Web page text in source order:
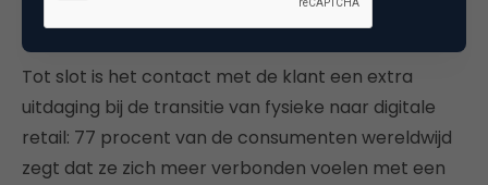
Extra uitdaging
Tot slot is het contact met de klant een extra
uitdaging bij de transitie van fysieke naar digitale
retail: 77 procent van de consumenten wereldwijd
zegt dat ze zich meer verbonden voelen met een